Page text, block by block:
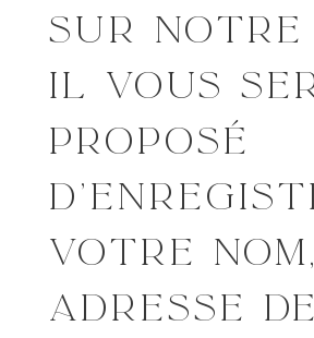
SUR
IL VOUS
PROPOSÉ
VOTRE NOM,
ADRESSE DE